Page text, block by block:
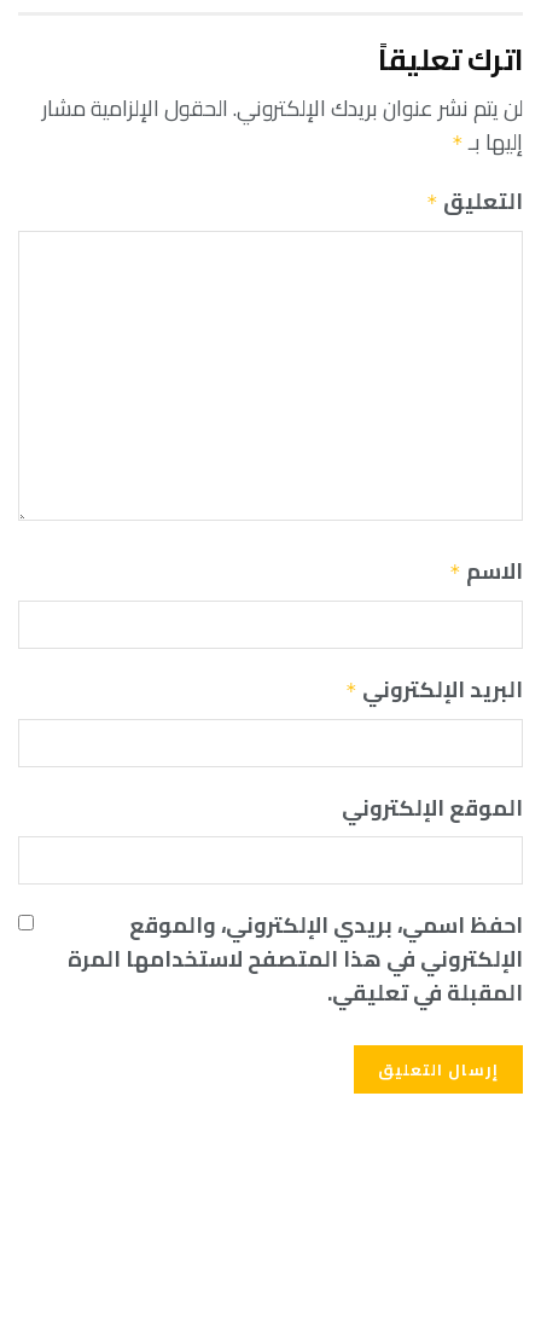
اترك تعليقاً
لن يتم نشر عنوان بريدك الإلكتروني.الحقول الإلزامية مشار
إليها بـ *
التعليق *
الاسم *
البريد الإلكتروني *
الموقع الإلكتروني
احفظ اسمي، بريدي الإلكتروني، والموقع
الإلكتروني في هذا المتصفح لاستخدامها المرة
المقبلة في تعليقي.